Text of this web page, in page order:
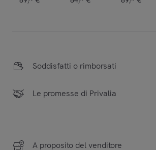
Soddisfatti o rimborsati
Le promesse di Privalia
A proposito del venditore